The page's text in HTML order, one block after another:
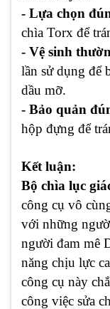
- Lựa chọn
chìa Torx để
- Vệ sinh
lần sử dụng để
dầu mỡ.
- Bảo quản
hộp đựng để
Kết luận:
Bộ chìa lục
công cụ vô
với những
người đam mê
năng chịu lực
công cụ này
công việc sửa